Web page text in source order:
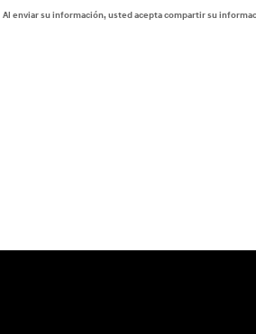
Al enviar su información, usted acepta compartir su